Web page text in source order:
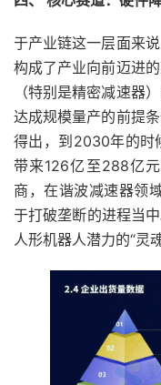
于产业链这一层面来
构成了产业向前迈进
（特别是精密减速器
达成规模量产的前提
得出，到2030年的时
带来126亿至288亿
商，在谐波减速器领
于打破垄断的进程当
人形机器人潜力的“灵魂